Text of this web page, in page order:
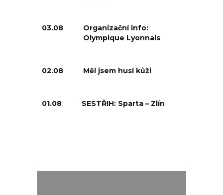
03.08
Organizační info:
Olympique Lyonnais
02.08 Měl jsem husí kůži
01.08 SESTŘIH: Sparta – Zlín